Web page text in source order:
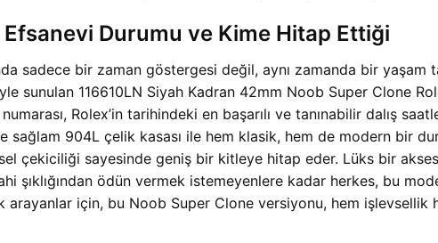
Durumu ve Kime Hitap Ettiği
sadece bir zaman göstergesi değil, aynı zamanda bir yaşam
sunulan 116610LN Siyah Kadran 42mm Noob Super Clone
Rolex’in tarihindeki en başarılı ve tanınabilir dalış
sağlam 904L çelik kasası ile hem klasik, hem de modern bir
çekiciliği sayesinde geniş bir kitleye hitap eder. Lüks bir
şıklığından ödün vermek istemeyenlere kadar herkes, bu
arayanlar için, bu Noob Super Clone versiyonu, hem işlevsellik